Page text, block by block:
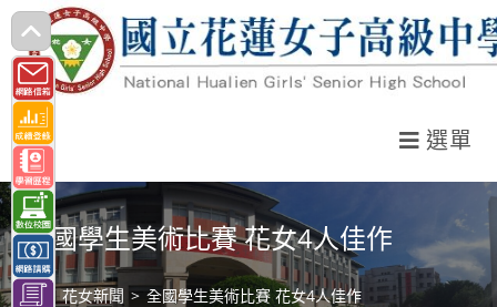
跳
轉
至
主
要
內
容
選單
全國學生美術比賽 花女4人佳作
> 花女新聞 > 全國學生美術比賽 花女4人佳作